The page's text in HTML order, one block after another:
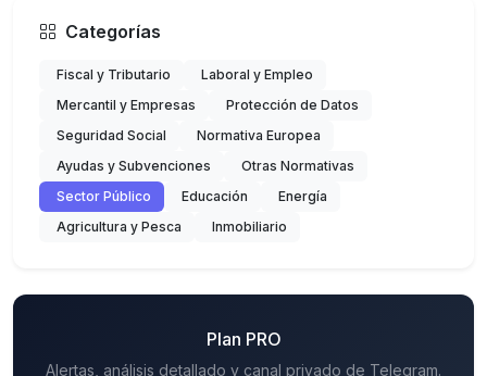
Categorías
Fiscal y Tributario
Laboral y Empleo
Mercantil y Empresas
Protección de Datos
Seguridad Social
Normativa Europea
Ayudas y Subvenciones
Otras Normativas
Sector Público
Educación
Energía
Agricultura y Pesca
Inmobiliario
Plan PRO
Alertas, análisis detallado y canal privado de Telegram.